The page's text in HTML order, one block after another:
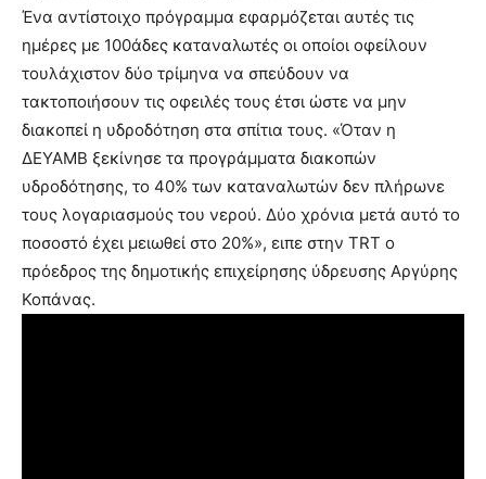
Ένα αντίστοιχο πρόγραμμα εφαρμόζεται αυτές τις
ημέρες με 100άδες καταναλωτές οι οποίοι οφείλουν
τουλάχιστον δύο τρίμηνα να σπεύδουν να
τακτοποιήσουν τις οφειλές τους έτσι ώστε να μην
διακοπεί η υδροδότηση στα σπίτια τους. «Όταν η
ΔΕΥΑΜΒ ξεκίνησε τα προγράμματα διακοπών
υδροδότησης, το 40% των καταναλωτών δεν πλήρωνε
τους λογαριασμούς του νερού. Δύο χρόνια μετά αυτό το
ποσοστό έχει μειωθεί στο 20%», ειπε στην TRT ο
πρόεδρος της δημοτικής επιχείρησης ύδρευσης Αργύρης
Κοπάνας.